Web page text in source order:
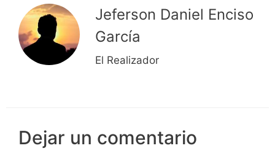
Jeferson Daniel Enciso
García
El Realizador
Dejar un comentario